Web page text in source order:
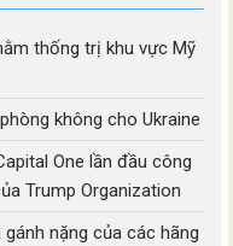
thống trị khu vực Mỹ
không cho Ukraine
One lần đầu công
Trump Organization
nặng của các hãng